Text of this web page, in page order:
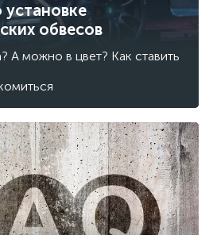
обвесов
А можно в цвет? Как ставить